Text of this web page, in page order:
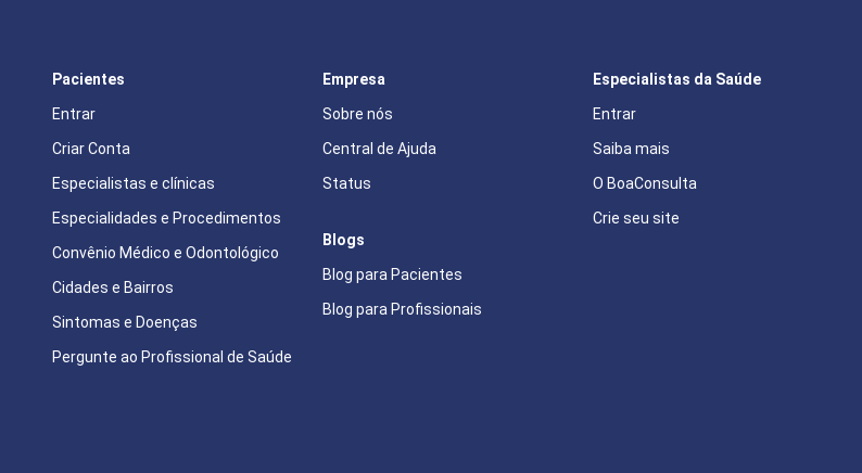
Pacientes
Entrar
Criar Conta
Especialistas e clínicas
Especialidades e Procedimentos
Convênio Médico e Odontológico
Cidades e Bairros
Sintomas e Doenças
Pergunte ao Profissional de Saúde
Empresa
Sobre nós
Central de Ajuda
Status
Blogs
Blog para Pacientes
Blog para Profissionais
Especialistas da Saúde
Entrar
Saiba mais
O BoaConsulta
Crie seu site